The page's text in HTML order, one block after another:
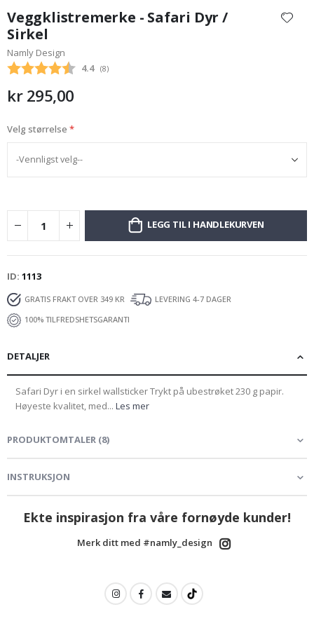
begynnelsen
av
bildegalleri
Veggklistremerke - Safari Dyr /
Sirkel
Namly Design
Gjennomsnittskarakter:
4.4 (stemmer:
8)
kr 295,00
Velg størrelse
LEGG TIL I HANDLEKURVEN
ID 1113
GRATIS FRAKT OVER 349 KR
LEVERING 4-7 DAGER
100% TILFREDSHETSGARANTI
DETALJER
Safari Dyr i en sirkel wallsticker Trykt på ubestrøket 230 g papir.
Høyeste kvalitet, med... Les mer
PRODUKTOMTALER (8)
INSTRUKSJON
Ekte inspirasjon fra våre fornøyde kunder!
Merk ditt med #namly_design